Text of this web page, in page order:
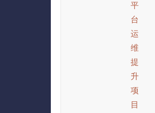
平
台
运
维
提
升
项
目